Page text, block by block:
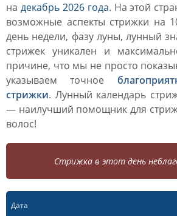
на декабрь 2026 года. На этой
возможные аспекты стрижки на
день недели, фазу луны, лунный
стрижек уникален и
причине, что мы не просто
указываем точное
стрижки. Лунный календарь
— наилучший помощник для
волос!
Стрижка в этот день
Дата